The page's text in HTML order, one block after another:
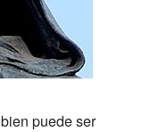
bien puede ser